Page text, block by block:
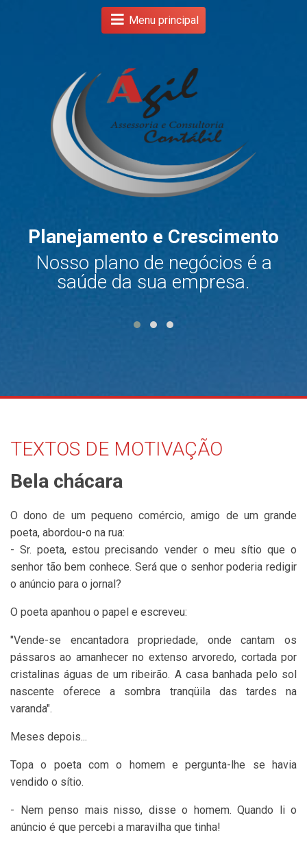
Menu principal
Planejamento e Crescimento
Nosso plano de negócios é a
saúde da sua empresa.
TEXTOS DE MOTIVAÇÃO
Bela chácara
O dono de um pequeno comércio, amigo de um grande
poeta, abordou-o na rua:
- Sr. poeta, estou precisando vender o meu sítio que o
senhor tão bem conhece. Será que o senhor poderia redigir
o anúncio para o jornal?
O poeta apanhou o papel e escreveu:
"Vende-se encantadora propriedade, onde cantam os
pássaros ao amanhecer no extenso arvoredo, cortada por
cristalinas águas de um ribeirão. A casa banhada pelo sol
nascente oferece a sombra tranqüila das tardes na
varanda".
Meses depois...
Topa o poeta com o homem e pergunta-lhe se havia
vendido o sítio.
- Nem penso mais nisso, disse o homem. Quando li o
anúncio é que percebi a maravilha que tinha!